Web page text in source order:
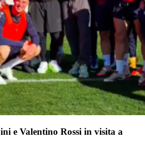
e Valentino Rossi in visita a